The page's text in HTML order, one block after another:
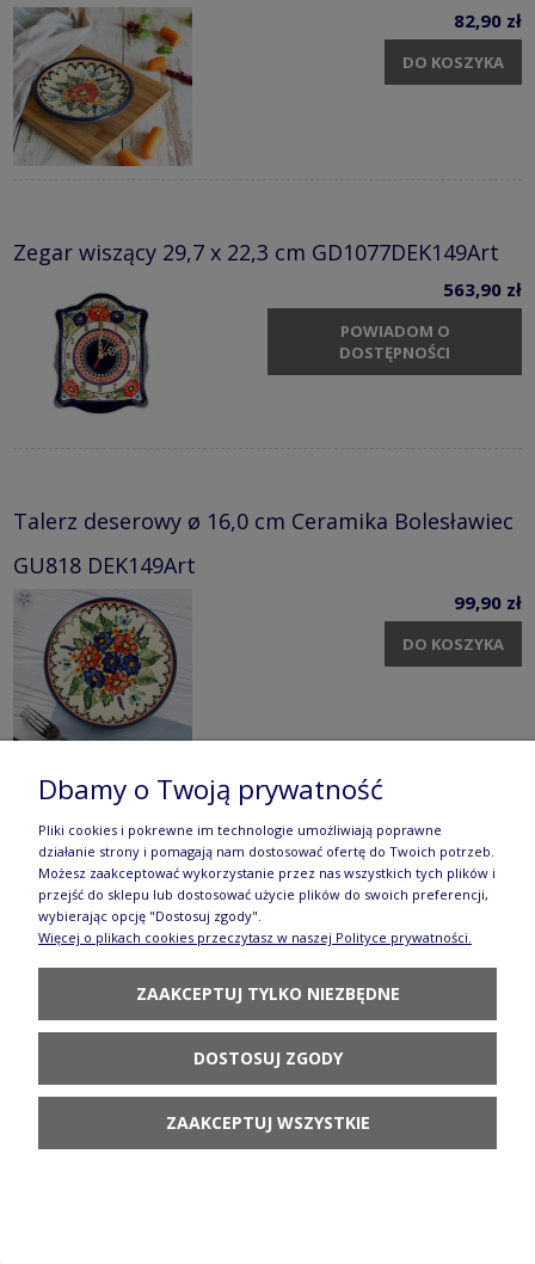
82,90 zł
DO KOSZYKA
Zegar wiszący 29,7 x 22,3 cm GD1077DEK149Art
563,90 zł
POWIADOM O
DOSTĘPNOŚCI
Talerz deserowy ø 16,0 cm Ceramika Bolesławiec
GU818 DEK149Art
99,90 zł
DO KOSZYKA
Dzbanek V 1,7 L Bolesławiec GU1160DEK149Art
480,90 zł
DOSTĘPNOŚCI
Pojemnik ø 13,6 cm V 0,7 L GU1211DEK149Art
Dbamy o Twoją prywatność
Pliki cookies i pokrewne im technologie umożliwiają poprawne
działanie strony i pomagają nam dostosować ofertę do Twoich potrzeb.
Możesz zaakceptować wykorzystanie przez nas wszystkich tych plików i
przejść do sklepu lub dostosować użycie plików do swoich preferencji,
wybierając opcję "Dostosuj zgody".
Więcej o plikach cookies przeczytasz w naszej Polityce prywatności.
ZAAKCEPTUJ TYLKO NIEZBĘDNE
DOSTOSUJ ZGODY
ZAAKCEPTUJ WSZYSTKIE